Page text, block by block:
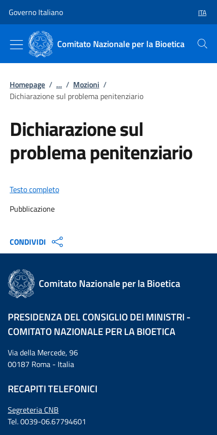
Governo Italiano ITA
Comitato Nazionale per la Bioetica Cerca
Homepage / ... / Mozioni /
Dichiarazione sul problema penitenziario
Dichiarazione sul
problema penitenziario
Testo completo
Pubblicazione
CONDIVIDI
Comitato Nazionale per la Bioetica
PRESIDENZA DEL CONSIGLIO DEI MINISTRI -
COMITATO NAZIONALE PER LA BIOETICA
Via della Mercede, 96
00187 Roma - Italia
RECAPITI TELEFONICI
Segreteria CNB
Tel. 0039-06.67794601